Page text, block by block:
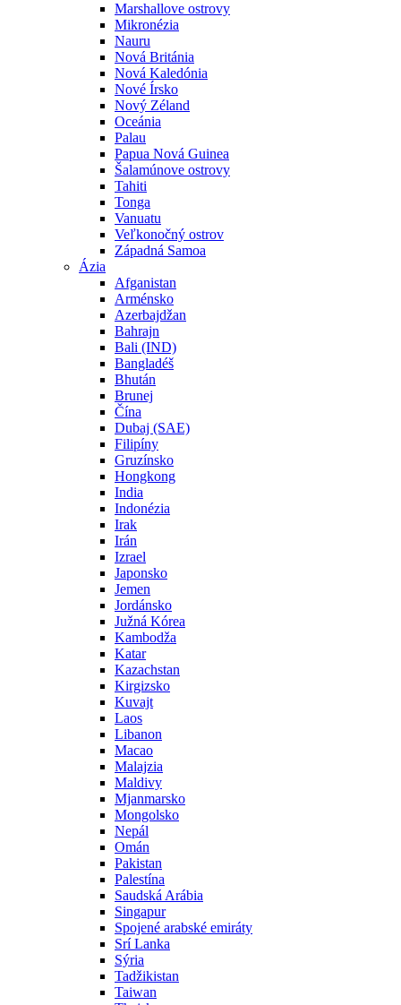
Marshallove ostrovy
Mikronézia
Nauru
Nová Británia
Nová Kaledónia
Nové Írsko
Nový Zéland
Oceánia
Palau
Papua Nová Guinea
Šalamúnove ostrovy
Tahiti
Tonga
Vanuatu
Veľkonočný ostrov
Západná Samoa
Ázia
Afganistan
Arménsko
Azerbajdžan
Bahrajn
Bali (IND)
Bangladéš
Bhután
Brunej
Čína
Dubaj (SAE)
Filipíny
Gruzínsko
Hongkong
India
Indonézia
Irak
Irán
Izrael
Japonsko
Jemen
Jordánsko
Južná Kórea
Kambodža
Katar
Kazachstan
Kirgizsko
Kuvajt
Laos
Libanon
Macao
Malajzia
Maldivy
Mjanmarsko
Mongolsko
Nepál
Omán
Pakistan
Palestína
Saudská Arábia
Singapur
Spojené arabské emiráty
Srí Lanka
Sýria
Tadžikistan
Taiwan